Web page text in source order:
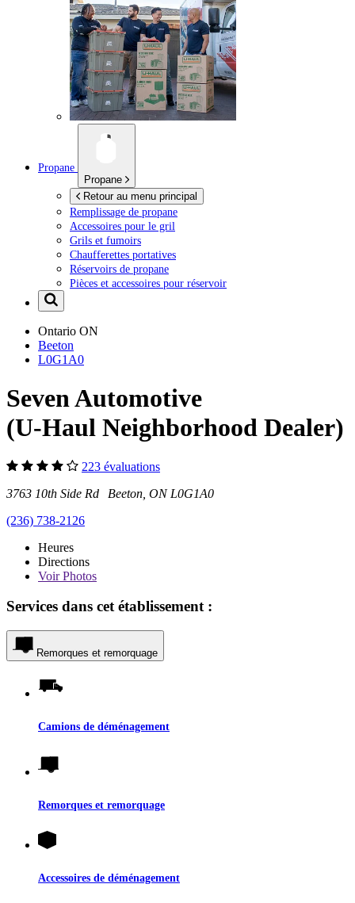
Propane
Propane
Retour au menu principal
Remplissage de propane
Accessoires pour le gril
Grils et fumoirs
Chaufferettes portatives
Réservoirs de propane
Pièces et accessoires pour réservoir
Ontario ON
Beeton
L0G1A0
Seven Automotive
(U-Haul Neighborhood Dealer)
223 évaluations
3763 10th Side Rd Beeton, ON L0G1A0
(236) 738-2126
Heures
Directions
VoirPhotos
Services dans cet établissement :
Remorques et remorquage
Camions de déménagement
Remorques et remorquage
Accessoires de déménagement